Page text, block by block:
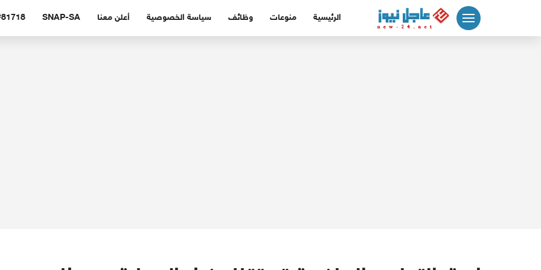
الرئيسية منوعات وظائف سياسة الخصوصية أعلن معنا SNAP-SA #81718 (بدون